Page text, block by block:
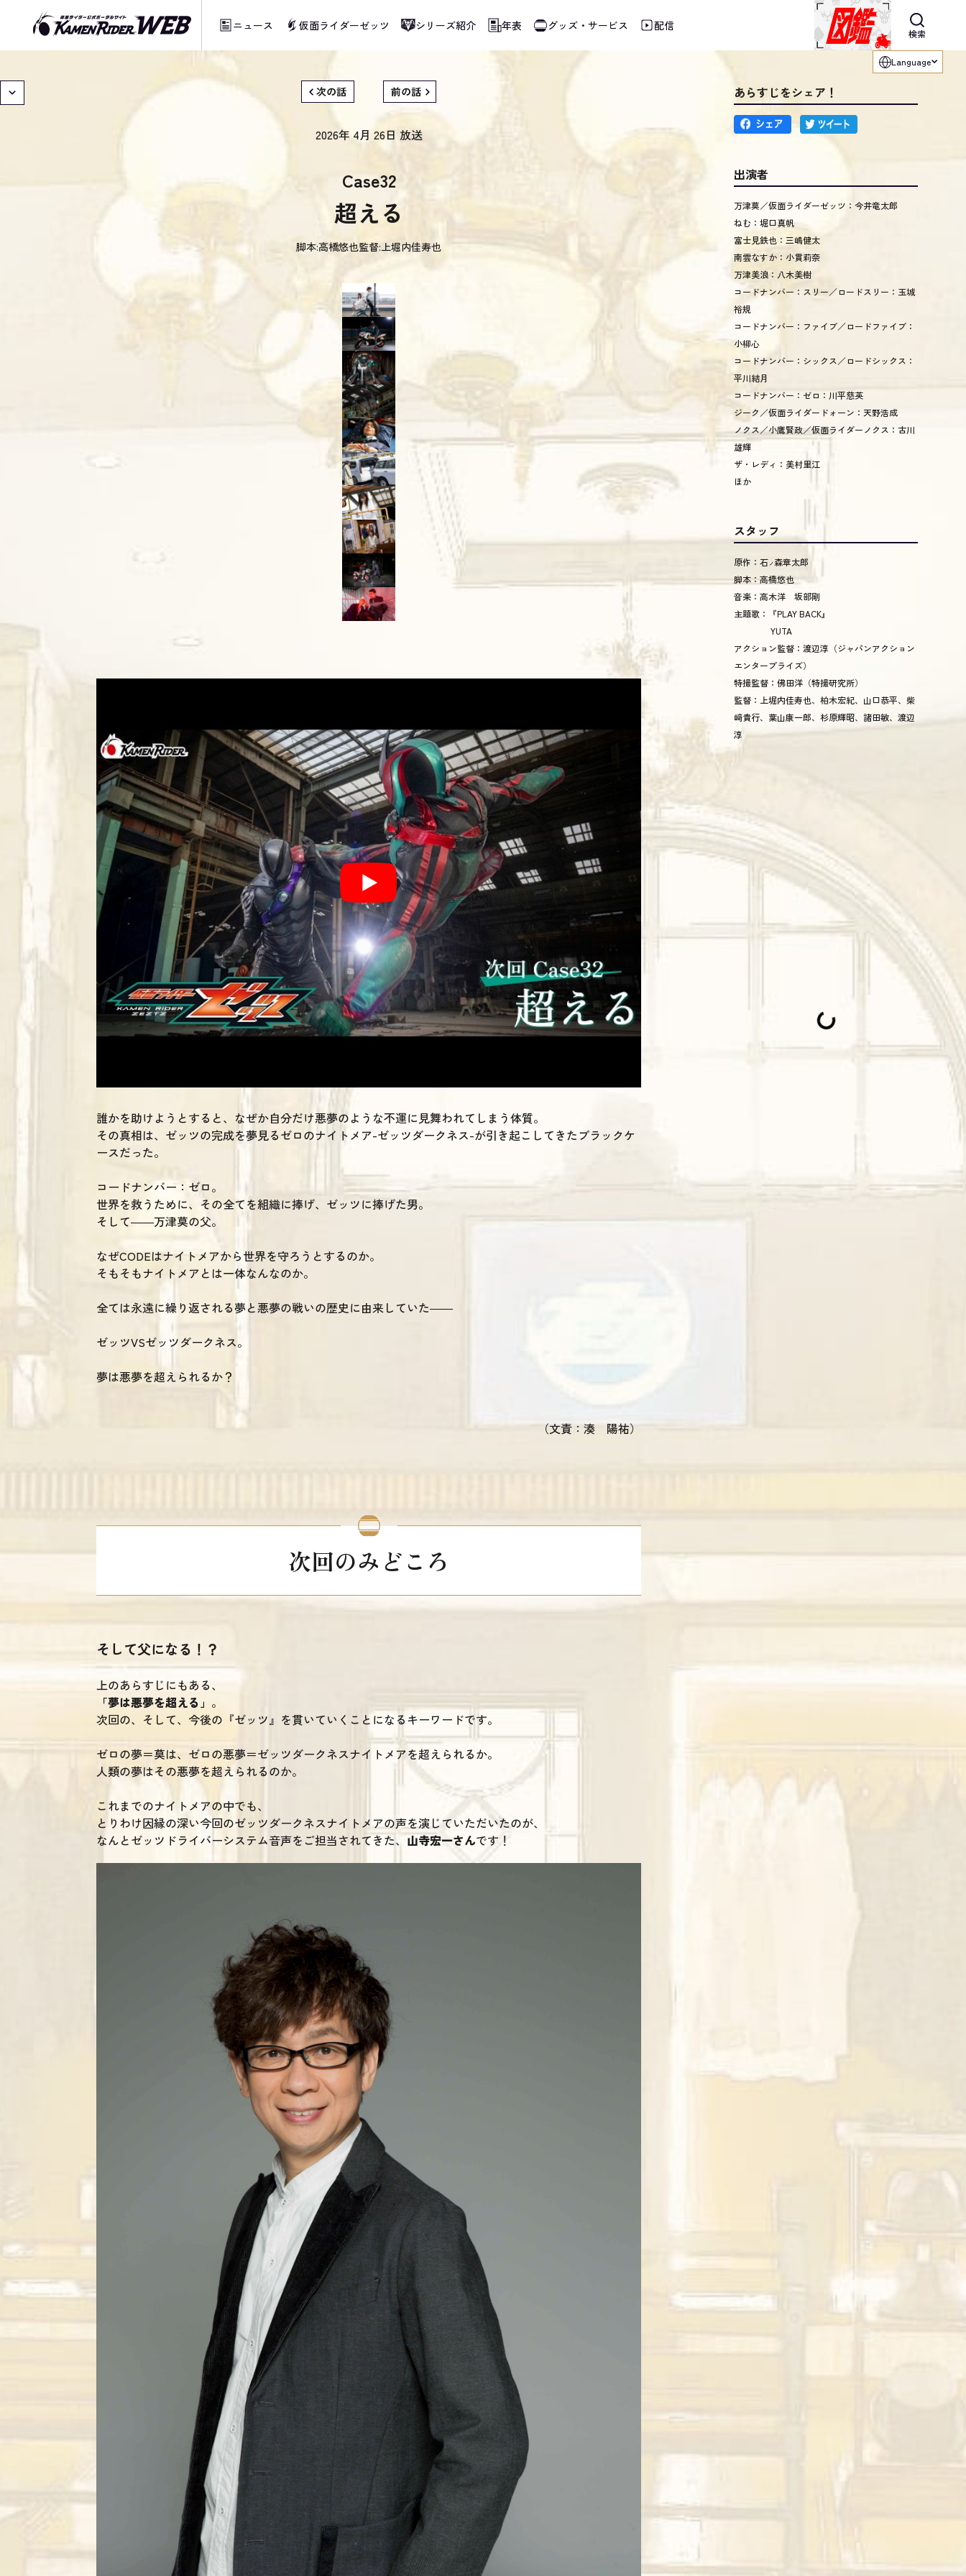
ニュース 仮面ライダーゼッツ シリーズ紹介 年表 グッズ・サービス 配信
検索
当サイトでは、機械的な自動翻訳サービスを使用しています。指定した言語に切り替わらないページは、ブラウザの翻訳機能をご利用ください。
Language
次の話 前の話
2026年 4月 26日 放送
Case32
超える
脚本:高橋悠也監督:上堀内佳寿也
誰かを助けようとすると、なぜか自分だけ悪夢のような不運に見舞われてしまう体質。
その真相は、ゼッツの完成を夢見るゼロのナイトメア-ゼッツダークネス-が引き起こしてきたブラックケ
ースだった。
コードナンバー：ゼロ。
世界を救うために、その全てを組織に捧げ、ゼッツに捧げた男。
そして――万津莫の父。
なぜCODEはナイトメアから世界を守ろうとするのか。
そもそもナイトメアとは一体なんなのか。
全ては永遠に繰り返される夢と悪夢の戦いの歴史に由来していた――
ゼッツVSゼッツダークネス。
夢は悪夢を超えられるか？
（文責：湊 陽祐）
次回のみどころ
そして父になる！？
上のあらすじにもある、
「夢は悪夢を超える」 。
次回の、そして、今後の『ゼッツ』を貫いていくことになるキーワードです。
ゼロの夢＝莫は、ゼロの悪夢＝ゼッツダークネスナイトメアを超えられるか。
人類の夢はその悪夢を超えられるのか。
これまでのナイトメアの中でも、
とりわけ因縁の深い今回のゼッツダークネスナイトメアの声を演じていただいたのが、
なんとゼッツドライバーシステム音声をご担当されてきた、山寺宏一さんです！
あらすじをシェア！
出演者
万津莫／仮面ライダーゼッツ：今井竜太郎
ねむ：堀口真帆
富士見鉄也：三嶋健太
南雲なすか：小貫莉奈
万津美浪：八木美樹
コードナンバー：スリー／ロードスリー：玉城
裕規
コードナンバー：ファイブ／ロードファイブ：
小柳心
コードナンバー：シックス／ロードシックス：
平川結月
コードナンバー：ゼロ：川平慈英
ジーク／仮面ライダードォーン：天野浩成
ノクス／小鷹賢政／仮面ライダーノクス：古川
雄輝
ザ・レディ：美村里江
ほか
スタッフ
原作：石ノ森章太郎
脚本：高橋悠也
音楽：高木洋 坂部剛
主題歌：『PLAY BACK』
YUTA
アクション監督：渡辺淳（ジャパンアクション
エンタープライズ）
特撮監督：佛田洋（特撮研究所）
監督：上堀内佳寿也、柏木宏紀、山口恭平、柴
﨑貴行、葉山康一郎、杉原輝昭、諸田敏、渡辺
淳